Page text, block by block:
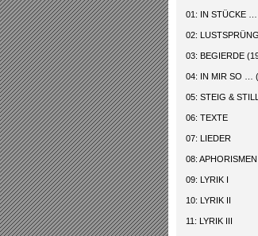
01: IN STÜCKE …
02:
03: BEGIERDE
04: IN MIR SO …
05: STEIG &
06: TEXTE
07: LIEDER
08: APHORISMEN
09: LYRIK I
10: LYRIK II
11: LYRIK III